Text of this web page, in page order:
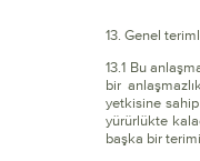
13. Genel
13.1 Bu
bir
yetkisine
yürürlükte
başka bir